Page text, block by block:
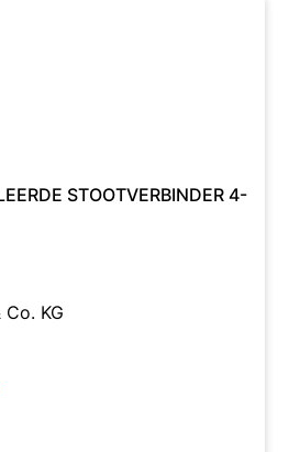
STOOTVERBINDER 4-
KG